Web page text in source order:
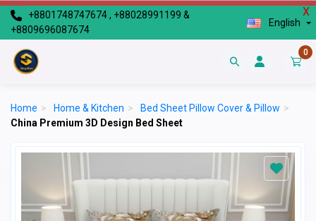
X
+8801748747674 , +88028991199 &
+8809696087674
English
0
Home > Home & Kitchen > Bed Sheet Pillow Cover & Pillow >
China Premium 3D Design Bed Sheet